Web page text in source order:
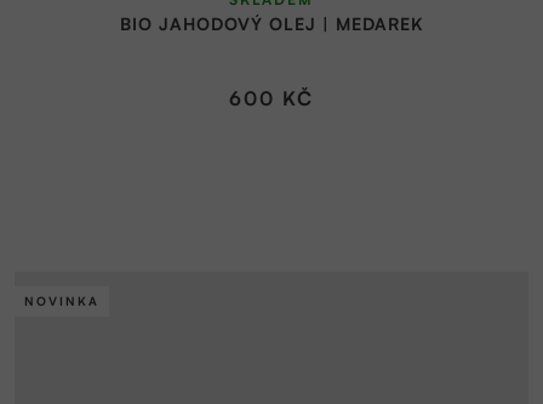
BIO JAHODOVÝ OLEJ | MEDAREK
600 KČ
NOVINKA